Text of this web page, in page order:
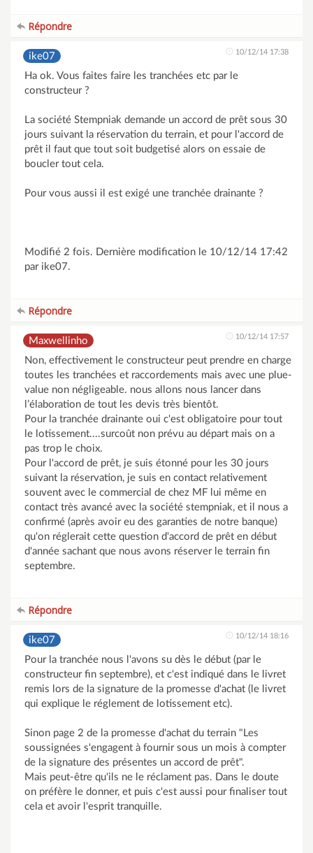
Répondre
ike07 10/12/14 17:38
Ha ok. Vous faites faire les tranchées etc par le
constructeur ?
La société Stempniak demande un accord de prêt sous 30
jours suivant la réservation du terrain, et pour l'accord de
prêt il faut que tout soit budgetisé alors on essaie de
boucler tout cela.
Pour vous aussi il est exigé une tranchée drainante ?
Modifié 2 fois. Dernière modification le 10/12/14 17:42
par ike07.
Répondre
Maxwellinho 10/12/14 17:57
Non, effectivement le constructeur peut prendre en charge
toutes les tranchées et raccordements mais avec une plue-
value non négligeable. nous allons nous lancer dans
l’élaboration de tout les devis très bientôt.
Pour la tranchée drainante oui c'est obligatoire pour tout
le lotissement....surcoût non prévu au départ mais on a
pas trop le choix.
Pour l'accord de prêt, je suis étonné pour les 30 jours
suivant la réservation, je suis en contact relativement
souvent avec le commercial de chez MF lui même en
contact très avancé avec la société stempniak, et il nous a
confirmé (après avoir eu des garanties de notre banque)
qu'on réglerait cette question d'accord de prêt en début
d'année sachant que nous avons réserver le terrain fin
septembre.
Répondre
ike07 10/12/14 18:16
Pour la tranchée nous l'avons su dès le début (par le
constructeur fin septembre), et c'est indiqué dans le livret
remis lors de la signature de la promesse d'achat (le livret
qui explique le réglement de lotissement etc).
Sinon page 2 de la promesse d'achat du terrain "Les
soussignées s'engagent à fournir sous un mois à compter
de la signature des présentes un accord de prêt".
Mais peut-être qu'ils ne le réclament pas. Dans le doute
on préfère le donner, et puis c'est aussi pour finaliser tout
cela et avoir l'esprit tranquille.